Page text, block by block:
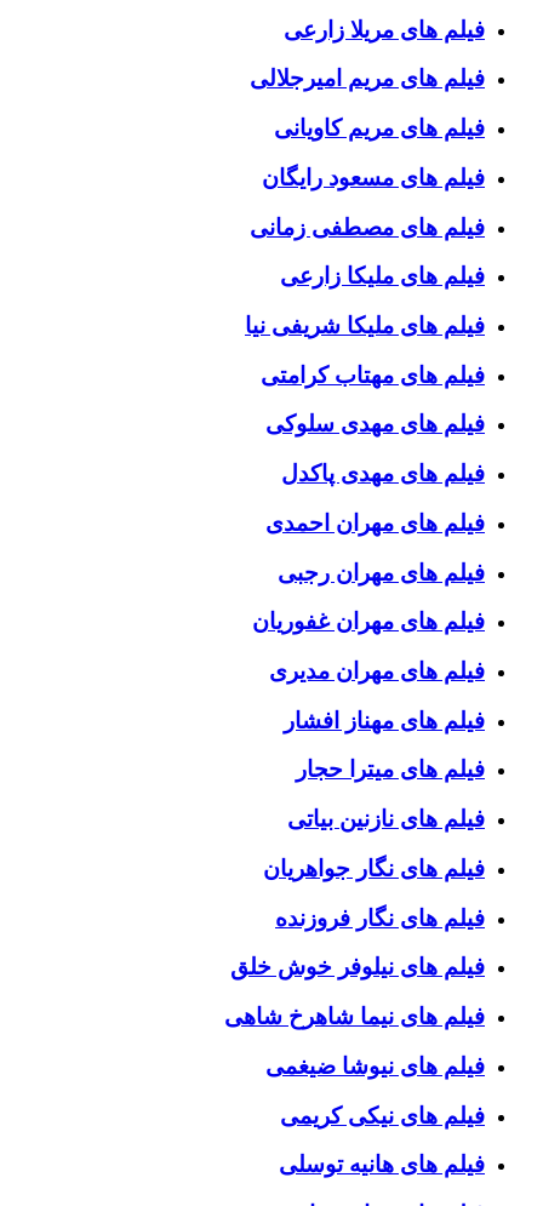
فیلم های مریلا زارعی
فیلم های مریم امیرجلالی
فیلم های مریم کاویانی
فیلم های مسعود رایگان
فیلم های مصطفی زمانی
فیلم های ملیکا زارعی
فیلم های ملیکا شریفی نیا
فیلم های مهتاب کرامتی
فیلم های مهدی سلوکی
فیلم های مهدی پاکدل
فیلم های مهران احمدی
فیلم های مهران رجبی
فیلم های مهران غفوریان
فیلم های مهران مدیری
فیلم های مهناز افشار
فیلم های میترا حجار
فیلم های نازنین بیاتی
فیلم های نگار جواهریان
فیلم های نگار فروزنده
فیلم های نیلوفر خوش خلق
فیلم های نیما شاهرخ شاهی
فیلم های نیوشا ضیغمی
فیلم های نیکی کریمی
فیلم های هانیه توسلی